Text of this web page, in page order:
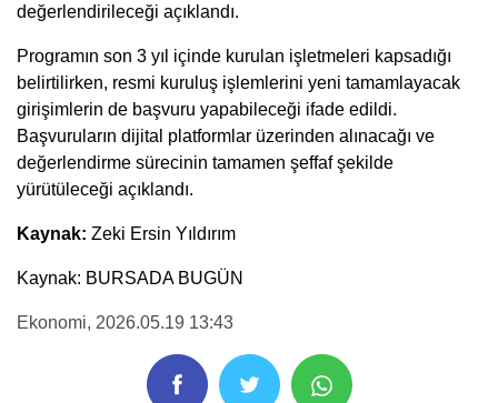
değerlendirileceği açıklandı.
Programın son 3 yıl içinde kurulan işletmeleri kapsadığı
belirtilirken, resmi kuruluş işlemlerini yeni tamamlayacak
girişimlerin de başvuru yapabileceği ifade edildi.
Başvuruların dijital platformlar üzerinden alınacağı ve
değerlendirme sürecinin tamamen şeffaf şekilde
yürütüleceği açıklandı.
Kaynak: Zeki Ersin Yıldırım
Kaynak: BURSADA BUGÜN
Ekonomi, 2026.05.19 13:43